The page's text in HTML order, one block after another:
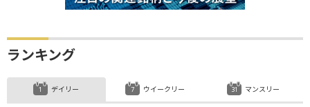
ランキング
デイリー ウイークリー マンスリー